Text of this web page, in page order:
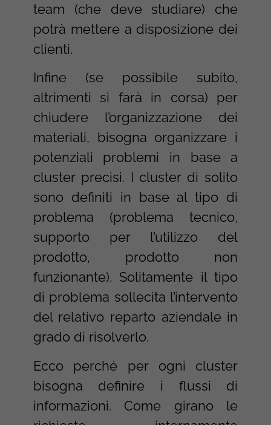
team (che deve studiare) che
potrà mettere a disposizione dei
clienti.
Infine (se possibile subito,
altrimenti si farà in corsa) per
chiudere l’organizzazione dei
materiali, bisogna organizzare i
potenziali problemi in base a
cluster precisi. I cluster di solito
sono definiti in base al tipo di
problema (problema tecnico,
supporto per l’utilizzo del
prodotto, prodotto non
funzionante). Solitamente il tipo
di problema sollecita l’intervento
del relativo reparto aziendale in
grado di risolverlo.
Ecco perché per ogni cluster
bisogna definire i flussi di
informazioni. Come girano le